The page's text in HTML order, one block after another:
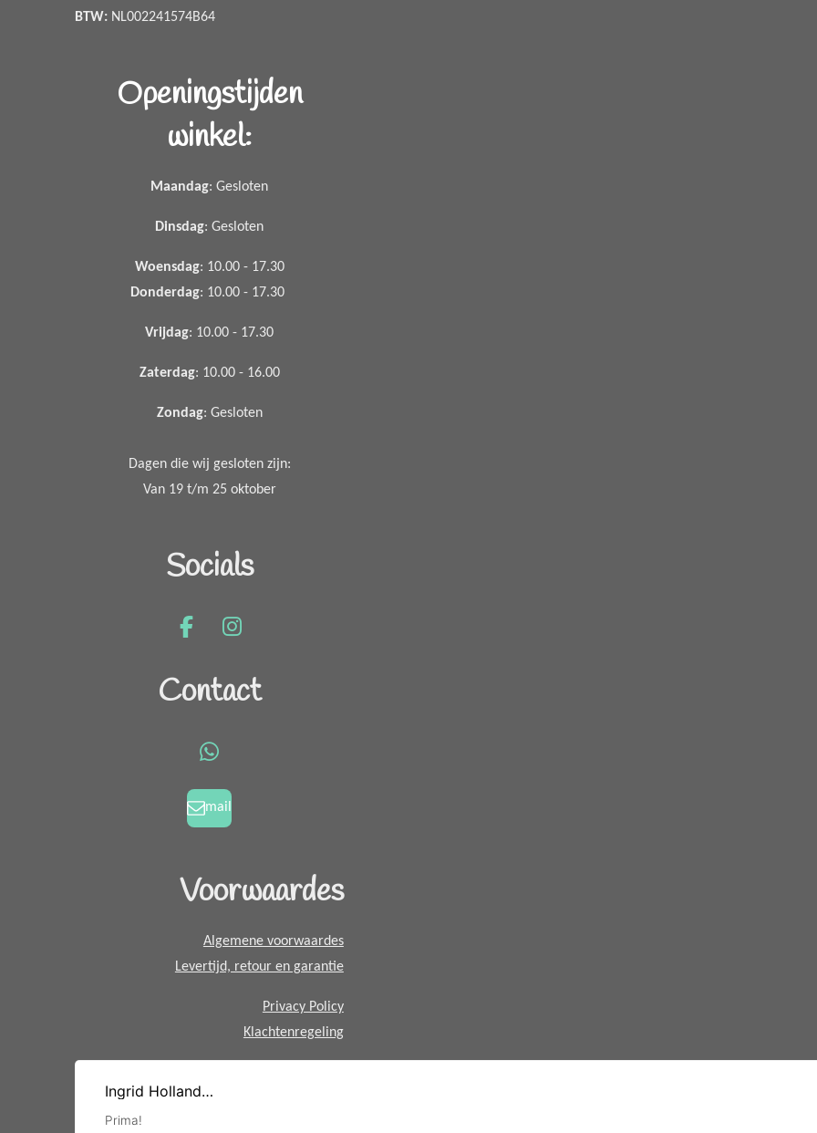
BTW: NL002241574B64
Openingstijden
winkel:
Maandag: Gesloten
Dinsdag: Gesloten
Woensdag: 10.00 - 17.30
Donderdag: 10.00 - 17.30
Vrijdag: 10.00 - 17.30
Zaterdag: 10.00 - 16.00
Zondag: Gesloten
Dagen die wij gesloten zijn:
Van 19 t/m 25 oktober
Socials
F
c
e
k
I
s
t
a
Contact
W
a
t
p
mail
Voorwaardes
Algemene voorwaardes
Levertijd, retour en garantie
Privacy Policy
Klachtenregeling